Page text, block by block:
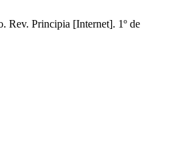
Rev. Principia [Internet]. 1º de